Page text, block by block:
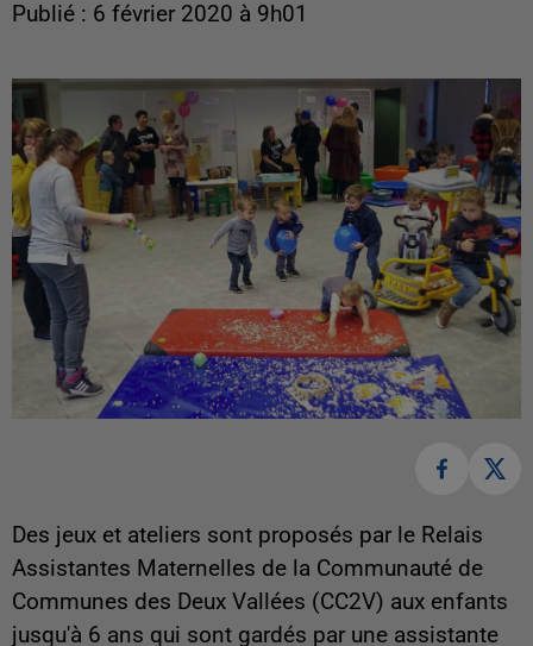
Publié : 6 février 2020 à 9h01
Des jeux et ateliers sont proposés par le Relais
Assistantes Maternelles de la Communauté de
Communes des Deux Vallées (CC2V) aux enfants
jusqu'à 6 ans qui sont gardés par une assistante